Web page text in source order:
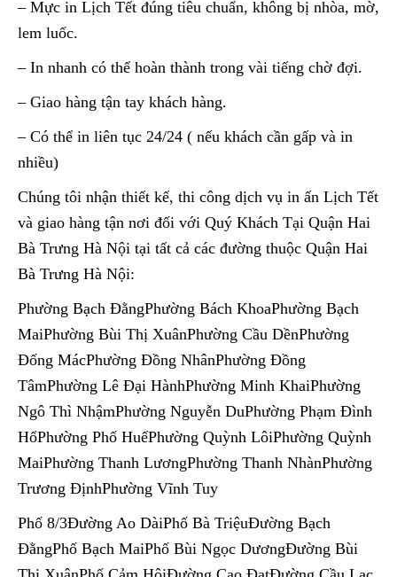
– Mực in Lịch Tết đúng tiêu chuẩn, không bị nhòa, mờ,
lem luốc.
– In nhanh có thể hoàn thành trong vài tiếng chờ đợi.
– Giao hàng tận tay khách hàng.
– Có thể in liên tục 24/24 ( nếu khách cần gấp và in
nhiều)
Chúng tôi nhận thiết kế, thi công dịch vụ in ấn Lịch Tết
và giao hàng tận nơi đối với Quý Khách Tại Quận Hai
Bà Trưng Hà Nội tại tất cả các đường thuộc Quận Hai
Bà Trưng Hà Nội:
Phường Bạch ĐằngPhường Bách KhoaPhường Bạch
MaiPhường Bùi Thị XuânPhường Cầu DềnPhường
Đống MácPhường Đồng NhânPhường Đồng
TâmPhường Lê Đại HànhPhường Minh KhaiPhường
Ngô Thì NhậmPhường Nguyễn DuPhường Phạm Đình
HổPhường Phố HuếPhường Quỳnh LôiPhường Quỳnh
MaiPhường Thanh LươngPhường Thanh NhànPhường
Trương ĐịnhPhường Vĩnh Tuy
Phố 8/3Đường Ao DàiPhố Bà TriệuĐường Bạch
ĐằngPhố Bạch MaiPhố Bùi Ngọc DươngĐường Bùi